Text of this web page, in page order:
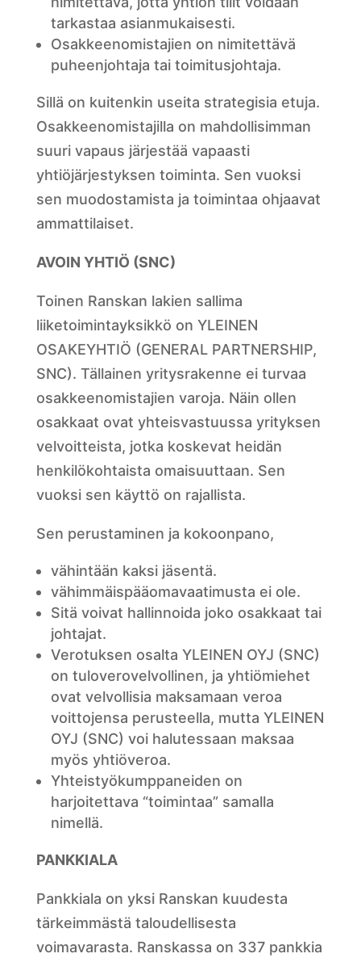
tarkastaa asianmukaisesti.
Osakkeenomistajien on nimitettävä
puheenjohtaja tai toimitusjohtaja.
Sillä on kuitenkin useita strategisia etuja.
Osakkeenomistajilla on mahdollisimman
suuri vapaus järjestää vapaasti
yhtiöjärjestyksen toiminta. Sen vuoksi
sen muodostamista ja toimintaa ohjaavat
ammattilaiset.
AVOIN YHTIÖ (SNC)
Toinen Ranskan lakien sallima
liiketoimintayksikkö on YLEINEN
OSAKEYHTIÖ (GENERAL PARTNERSHIP,
SNC). Tällainen yritysrakenne ei turvaa
osakkeenomistajien varoja. Näin ollen
osakkaat ovat yhteisvastuussa yrityksen
velvoitteista, jotka koskevat heidän
henkilökohtaista omaisuuttaan. Sen
vuoksi sen käyttö on rajallista.
Sen perustaminen ja kokoonpano,
vähintään kaksi jäsentä.
vähimmäispääomavaatimusta ei ole.
Sitä voivat hallinnoida joko osakkaat tai
johtajat.
Verotuksen osalta YLEINEN OYJ (SNC)
on tuloverovelvollinen, ja yhtiömiehet
ovat velvollisia maksamaan veroa
voittojensa perusteella, mutta YLEINEN
OYJ (SNC) voi halutessaan maksaa
myös yhtiöveroa.
Yhteistyökumppaneiden on
harjoitettava “toimintaa” samalla
nimellä.
PANKKIALA
Pankkiala on yksi Ranskan kuudesta
tärkeimmästä taloudellisesta
voimavarasta. Ranskassa on 337 pankkia